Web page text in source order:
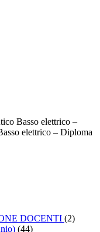
Basso elettrico –
elettrico – Diploma
DOCENTI (2)
(44)